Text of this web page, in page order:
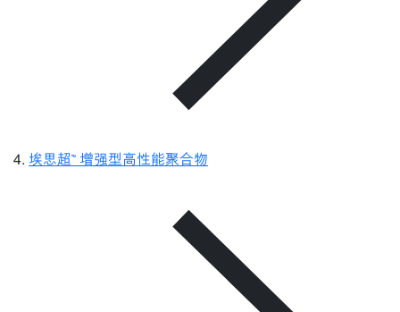
埃思超™ 增强型高性能聚合物